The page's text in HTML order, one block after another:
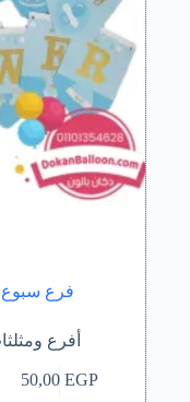
فرع سبوع
أفرع
50,00EGP